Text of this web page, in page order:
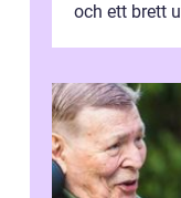
och ett brett